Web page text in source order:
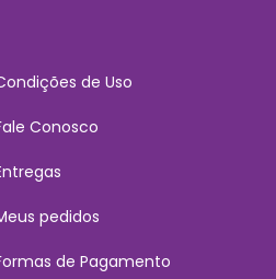
de Uso
Conosco
pedidos
de Pagamento